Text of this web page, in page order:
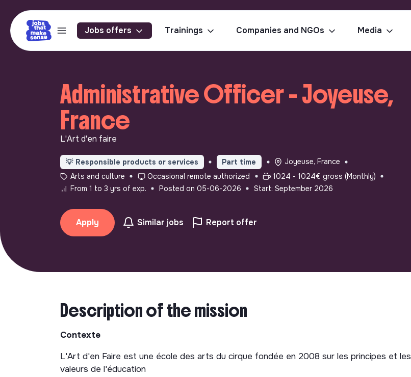
Jobs offers Trainings Companies and NGOs Media
Administrative Officer - Joyeuse,
France
L'Art d'en faire
💡 Responsible products or services Part time
Joyeuse, France
Arts and culture
Occasional remote authorized
1024 - 1024€ gross (Monthly)
From 1 to 3 yrs of exp.
Posted on 05-06-2026 Start: September 2026
Apply Similar jobs Report offer
Description of the mission
Contexte
L'Art d'en Faire est une école des arts du cirque fondée en 2008 sur les principes et les
valeurs de l'éducation